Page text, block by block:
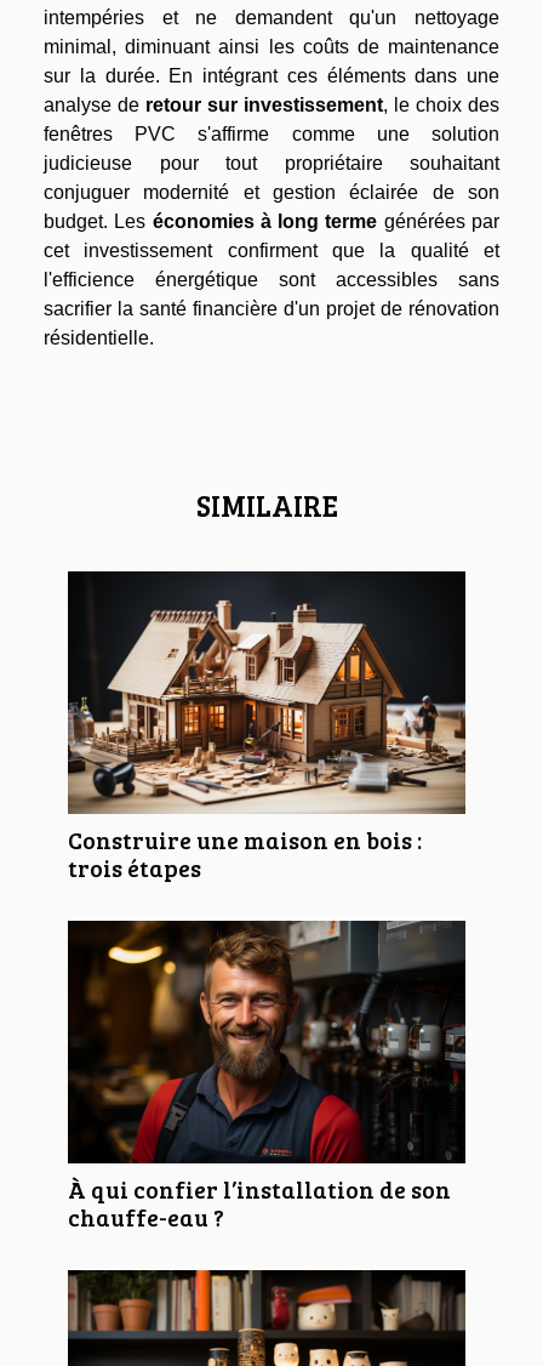
intempéries et ne demandent qu'un nettoyage
minimal, diminuant ainsi les coûts de maintenance
sur la durée. En intégrant ces éléments dans une
analyse de retour sur investissement, le choix des
fenêtres PVC s'affirme comme une solution
judicieuse pour tout propriétaire souhaitant
conjuguer modernité et gestion éclairée de son
budget. Les économies à long terme générées par
cet investissement confirment que la qualité et
l'efficience énergétique sont accessibles sans
sacrifier la santé financière d'un projet de rénovation
résidentielle.
SIMILAIRE
Construire une maison en bois :
trois étapes
À qui confier l’installation de son
chauffe-eau ?